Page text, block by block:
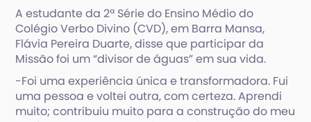
A estudante da 2ª Série do Ensino Médio do
Colégio Verbo Divino (CVD), em Barra Mansa,
Flávia Pereira Duarte, disse que participar da
Missão foi um “divisor de águas” em sua vida.
-Foi uma experiência única e transformadora. Fui
uma pessoa e voltei outra, com certeza. Aprendi
muito; contribuiu muito para a construção do meu